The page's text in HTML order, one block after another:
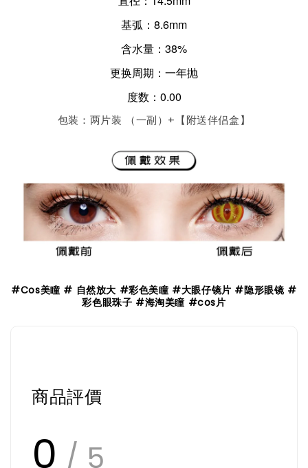
基弧：8.6mm
含水量：38%
更换周期：一年抛
度数：0.00
包装：两片装 （一副）+【附送伴侣盒】
#Cos美瞳 # 自然放大 #彩色美瞳 #大眼仔镜片 #隐形眼镜 #
彩色眼珠子 #海淘美瞳 #cos片
商品評價
0 / 5